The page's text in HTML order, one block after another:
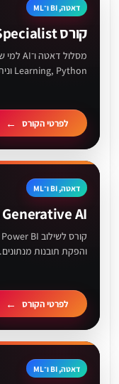
דאטה, BI ו־ML
קורס Data Science Specialist
Learning, Python וניתוח נתונים.
לפרטי הקורס
דאטה, BI ו־ML
AI
והפקת תובנות מנתונים.
לפרטי הקורס
דאטה, BI ו־ML